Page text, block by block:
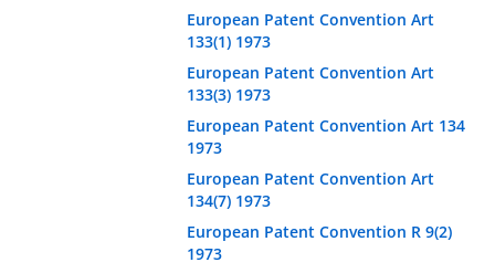
European Patent Convention Art
133(1) 1973
European Patent Convention Art
133(3) 1973
European Patent Convention Art 134
1973
European Patent Convention Art
134(7) 1973
European Patent Convention R 9(2)
1973